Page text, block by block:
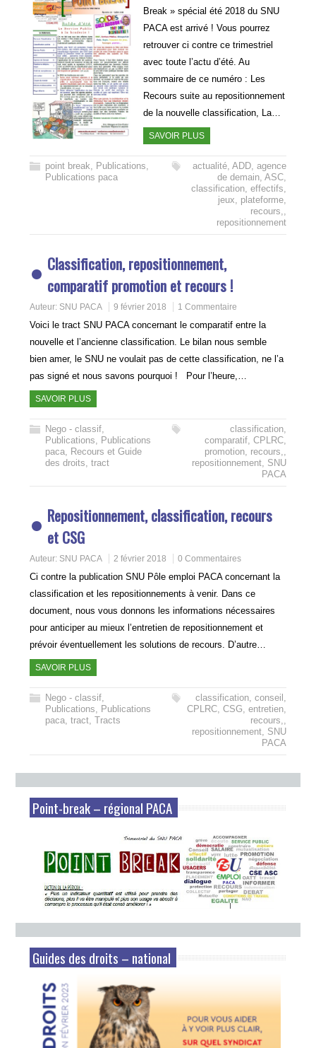
Break » spécial été 2018 du SNU
PACA est arrivé ! Vous pourrez
retrouver ci contre ce trimestriel
avec toute l’actu d’été. Au
sommaire de ce numéro : Les
Recours suite au repositionnement
de la nouvelle classification, La…
SAVOIR PLUS
point break, Publications,
Publications paca
actualité, ADD, agence
de demain, ASC,
classification, effectifs,
jeux, plateforme,
recours,,
repositionnement
Classification, repositionnement,
comparatif promotion et recours !
Auteur: SNU PACA 9 février 2018 1 Commentaire
Voici le tract SNU PACA concernant le comparatif entre la
nouvelle et l’ancienne classification. Le bilan nous semble
bien amer, le SNU ne voulait pas de cette classification, ne l’a
pas signé et nous savons pourquoi ! Pour l’heure,…
SAVOIR PLUS
Nego - classif,
Publications, Publications
paca, Recours et Guide
des droits,tract
classification,
comparatif, CPLRC,
promotion, recours,,
repositionnement, SNU
PACA
Repositionnement, classification, recours
et CSG
Auteur: SNU PACA 2 février 2018 0 Commentaires
Ci contre la publication SNU Pôle emploi PACA concernant la
classification et les repositionnements à venir. Dans ce
document, nous vous donnons les informations nécessaires
pour anticiper au mieux l’entretien de repositionnement et
prévoir éventuellement les solutions de recours. D’autre…
SAVOIR PLUS
Nego - classif,
Publications, Publications
paca,tract,Tracts
classification, conseil ,
CPLRC, CSG, entretien,
recours,,
repositionnement, SNU
PACA
Point-break – régional PACA
Guides des droits – national